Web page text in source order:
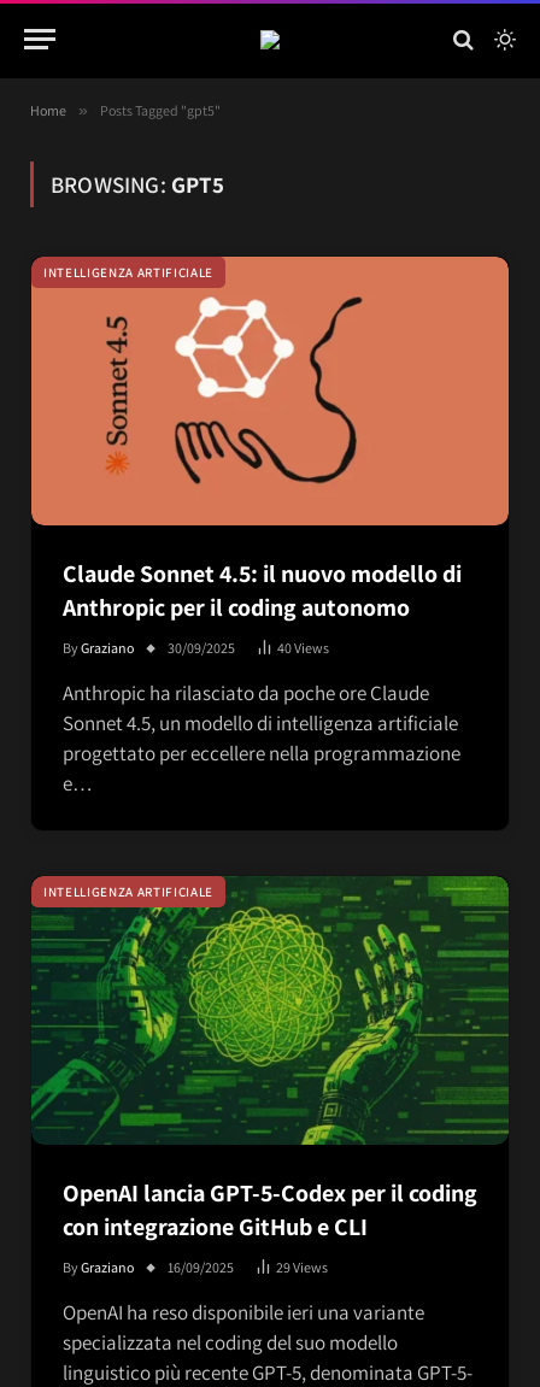
Home » Posts Tagged "gpt5"
BROWSING: GPT5
INTELLIGENZA ARTIFICIALE
Claude Sonnet 4.5: il nuovo modello di
Anthropic per il coding autonomo
ByGraziano 30/09/2025 40Views
Anthropic ha rilasciato da poche ore Claude
Sonnet 4.5, un modello di intelligenza artificiale
progettato per eccellere nella programmazione
e…
INTELLIGENZA ARTIFICIALE
OpenAI lancia GPT-5-Codex per il coding
con integrazione GitHub e CLI
ByGraziano 16/09/2025 29Views
OpenAI ha reso disponibile ieri una variante
specializzata nel coding del suo modello
linguistico più recente GPT-5, denominata GPT-5-